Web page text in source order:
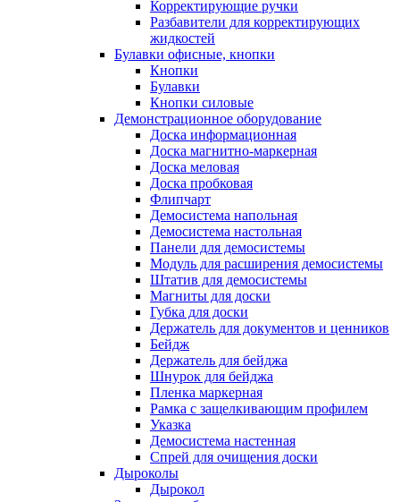
Корректирующие ручки
Разбавители для корректирующих
жидкостей
Булавки офисные, кнопки
Кнопки
Булавки
Кнопки силовые
Демонстрационное оборудование
Доска информационная
Доска магнитно-маркерная
Доска меловая
Доска пробковая
Флипчарт
Демосистема напольная
Демосистема настольная
Панели для демосистемы
Модуль для расширения демосистемы
Штатив для демосистемы
Магниты для доски
Губка для доски
Держатель для документов и ценников
Бейдж
Держатель для бейджа
Шнурок для бейджа
Пленка маркерная
Рамка с защелкивающим профилем
Указка
Демосистема настенная
Спрей для очищения доски
Дыроколы
Дырокол